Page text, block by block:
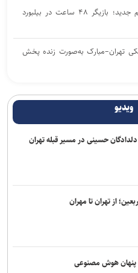
کمپین عجیب نتفلیکس برای فیلم جدید؛ بازیگر ۴۸ ساعت در بیلبورد
تهران–مبارک به‌صورت زنده پخش
اسلامی در پی درگذشت استاد
نخستین گام صادرات موفق صنایع
و بازی ویدئویی؛ روایت زندگی
کرد
ویدیو
حسینی در مسیر قبله تهران
از تهران تا مهران
هوش مصنوعی